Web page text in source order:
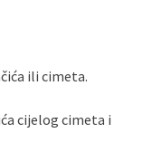
ili cimeta.
cijelog cimeta i